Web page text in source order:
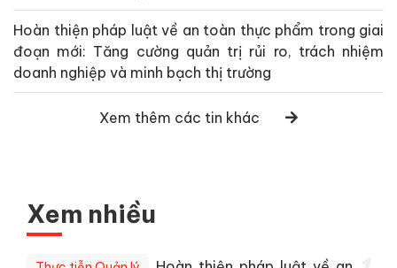
Hoàn thiện pháp luật về an toàn thực phẩm trong giai
đoạn mới: Tăng cường quản trị rủi ro, trách nhiệm
doanh nghiệp và minh bạch thị trường
Xem thêm các tin khác
Xem nhiều